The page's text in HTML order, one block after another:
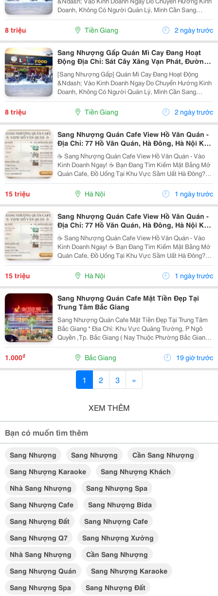
Doanh, Không Có Người Quản Lý, Mình Cần Sang
Nhượng Lại Toàn Bộ Quán Mì Cay Lalafood Vĩnh Kim.
Quán Đang Hoạt Động Ổn Định, Có Lượng Khách Quen
Sẵn. Địa...
8 triệu Tiền Giang 2 ngày trước
Sang Nhượng Gấp Quán Mì Cay Đang Hoạt
Động Địa Chỉ: Sát Cây Xăng Vạn Phát, Đường
Dt876, Xã Bình Trưng, Châu Thành, Tiền
[Sang Nhượng Gấp] Quán Mì Cay Đang Hoạt Động
&Ndash; Vào Kinh Doanh Ngay Do Chuyển Hướng Kinh
Doanh, Không Có Người Quản Lý, Mình Cần Sang
Nhượng Lại Toàn Bộ Quán Mì Cay Lalafood Vĩnh Kim.
Quán Đang Hoạt Động Ổn Định, Có Lượng Khách Quen
Sẵn. Địa...
8 triệu Tiền Giang 2 ngày trước
Sang Nhượng Quán Cafe View Hồ Văn Quán -
Địa Chỉ: 77 Hồ Văn Quán, Hà Đông, Hà Nội Khu
Vực Kinh Doanh Sầm Uất
☕ Sang Nhượng Quán Cafe View Hồ Văn Quán - Vào
Kinh Doanh Ngay! ☕ Bạn Đang Tìm Kiếm Mặt Bằng Mở
Quán Cafe, Đồ Uống Tại Khu Vực Sầm Uất Hà Đông?
Đây Chính Là Cơ Hội Vàng Dành Cho Bạn! Thông Tin
Chi Tiết: ◇ Địa Chỉ: 77 Hồ Văn Quán, Hà Đông, Hà...
15 triệu Hà Nội 1 ngày trước
Sang Nhượng Quán Cafe View Hồ Văn Quán -
Địa Chỉ: 77 Hồ Văn Quán, Hà Đông, Hà Nội Khu
Vực Kinh Doanh Sầm Uất
☕ Sang Nhượng Quán Cafe View Hồ Văn Quán - Vào
Kinh Doanh Ngay! ☕ Bạn Đang Tìm Kiếm Mặt Bằng Mở
Quán Cafe, Đồ Uống Tại Khu Vực Sầm Uất Hà Đông?
Đây Chính Là Cơ Hội Vàng Dành Cho Bạn! Thông Tin
Chi Tiết: ◇ Địa Chỉ: 77 Hồ Văn Quán, Hà Đông, Hà...
15 triệu Hà Nội 1 ngày trước
Sang Nhượng Quán Cafe Mặt Tiền Đẹp Tại
Trung Tâm Bắc Giang
Sang Nhượng Quán Cafe Mặt Tiền Đẹp Tại Trung Tâm
Bắc Giang * Địa Chỉ: Khu Vực Quảng Trường, P Ngô
Quyền ,Tp. Bắc Giang ( Nay Thuộc Phường Bắc Giang *
Diện Tích: 115M&Sup2; - Thiết Kế: Quán 2 Tầng, Mặt
Bằng Rộng Rãi, Thoáng Đẹp - Vị Trí: Mặt Tiền...
1.000₫ Bắc Giang 19 giờ trước
1 2 3 »
XEM THÊM
Bạn có muốn tìm thêm
Sang Nhượng Sang Nhượng
Cần Sang Nhượng
Sang Nhượng Karaoke
Sang Nhượng Khách
Nhà Sang Nhượng
Sang Nhượng Spa
Sang Nhượng Cafe
Sang Nhượng Bida
Sang Nhượng Đất
Sang Nhượng Cafe
Sang Nhượng Q7
Sang Nhượng Xưởng
Nhà Sang Nhượng
Cần Sang Nhượng
Sang Nhượng Quán
Sang Nhượng Karaoke
Sang Nhượng Spa
Sang Nhượng Đất